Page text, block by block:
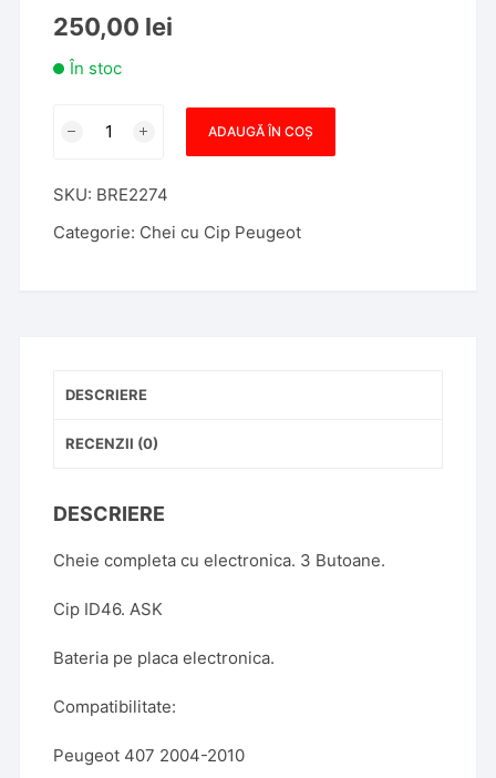
250,00 lei
În stoc
Peugeot
407
ADAUGĂ ÎN COȘ
SKU: BRE2274
Categorie: Chei cu Cip Peugeot
DESCRIERE
RECENZII (0)
DESCRIERE
Cheie completa cu electronica. 3 Butoane.
Cip ID46. ASK
Bateria pe placa electronica.
Compatibilitate:
Peugeot 407 2004-2010